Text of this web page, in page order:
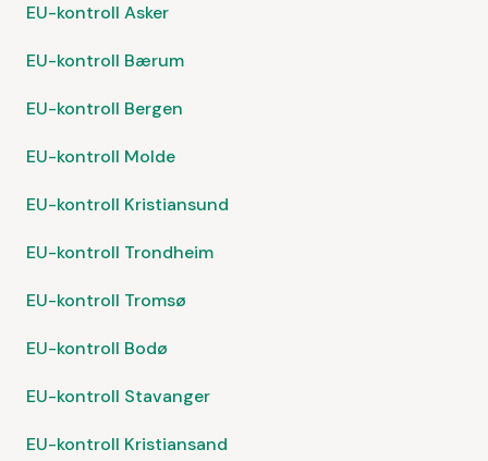
EU-kontroll Asker
EU-kontroll Bærum
EU-kontroll Bergen
EU-kontroll Molde
EU-kontroll Kristiansund
EU-kontroll Trondheim
EU-kontroll Tromsø
EU-kontroll Bodø
EU-kontroll Stavanger
EU-kontroll Kristiansand